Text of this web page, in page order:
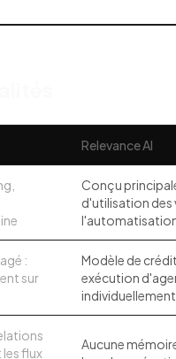
Relevance AI
Conçu
d'utilisation des
:
sur
Modèle de
exécution
flux
Aucune